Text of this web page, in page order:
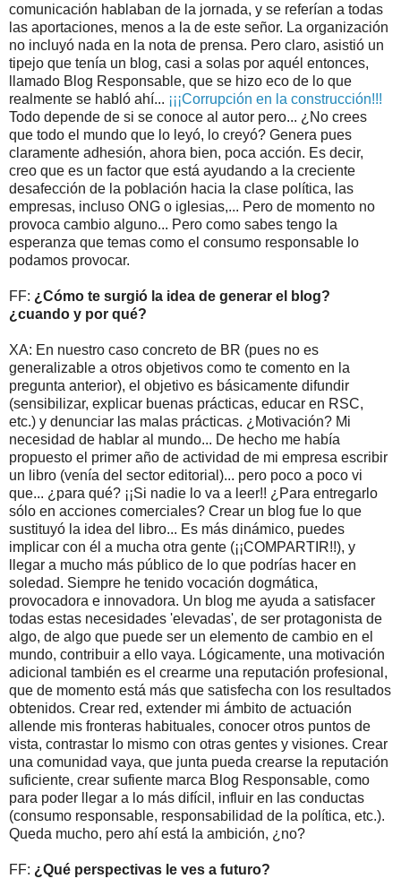
comunicación hablaban de la jornada, y se referían a todas
las aportaciones, menos a la de este señor. La organización
no incluyó nada en la nota de prensa. Pero claro, asistió un
tipejo que tenía un blog, casi a solas por aquél entonces,
llamado Blog Responsable, que se hizo eco de lo que
realmente se habló ahí... ¡¡¡Corrupción en la construcción!!!
Todo depende de si se conoce al autor pero... ¿No crees
que todo el mundo que lo leyó, lo creyó? Genera pues
claramente adhesión, ahora bien, poca acción. Es decir,
creo que es un factor que está ayudando a la creciente
desafección de la población hacia la clase política, las
empresas, incluso ONG o iglesias,... Pero de momento no
provoca cambio alguno... Pero como sabes tengo la
esperanza que temas como el consumo responsable lo
podamos provocar.
FF: ¿Cómo te surgió la idea de generar el blog?
¿cuando y por qué?
XA: En nuestro caso concreto de BR (pues no es
generalizable a otros objetivos como te comento en la
pregunta anterior), el objetivo es básicamente difundir
(sensibilizar, explicar buenas prácticas, educar en RSC,
etc.) y denunciar las malas prácticas. ¿Motivación? Mi
necesidad de hablar al mundo... De hecho me había
propuesto el primer año de actividad de mi empresa escribir
un libro (venía del sector editorial)... pero poco a poco vi
que... ¿para qué? ¡¡Si nadie lo va a leer!! ¿Para entregarlo
sólo en acciones comerciales? Crear un blog fue lo que
sustituyó la idea del libro... Es más dinámico, puedes
implicar con él a mucha otra gente (¡¡COMPARTIR!!), y
llegar a mucho más público de lo que podrías hacer en
soledad. Siempre he tenido vocación dogmática,
provocadora e innovadora. Un blog me ayuda a satisfacer
todas estas necesidades 'elevadas', de ser protagonista de
algo, de algo que puede ser un elemento de cambio en el
mundo, contribuir a ello vaya. Lógicamente, una motivación
adicional también es el crearme una reputación profesional,
que de momento está más que satisfecha con los resultados
obtenidos. Crear red, extender mi ámbito de actuación
allende mis fronteras habituales, conocer otros puntos de
vista, contrastar lo mismo con otras gentes y visiones. Crear
una comunidad vaya, que junta pueda crearse la reputación
suficiente, crear sufiente marca Blog Responsable, como
para poder llegar a lo más difícil, influir en las conductas
(consumo responsable, responsabilidad de la política, etc.).
Queda mucho, pero ahí está la ambición, ¿no?
FF: ¿Qué perspectivas le ves a futuro?